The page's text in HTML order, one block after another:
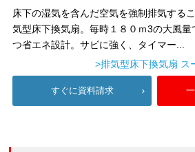
床下の湿気を含んだ空気を強制排気する
気型床下換気扇。毎時１８０ｍ3の大風
つ省エネ設計。サビに強く、タイマー...
>排気型床下換気扇 ス
すぐに資料請求